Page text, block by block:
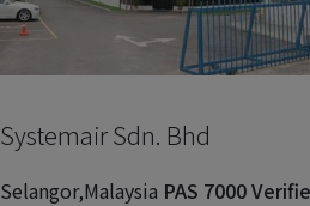
Systemair Sdn. Bhd
Selangor,Malaysia PAS 7000